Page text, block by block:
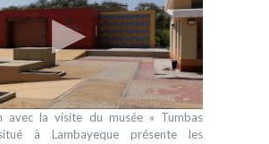
avec la visite du musée « Tumbas
à Lambayeque présente les